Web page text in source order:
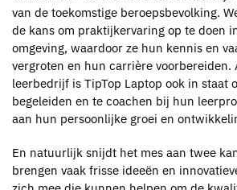
van de toekomstige beroepsbevolking.
de kans om praktijkervaring op te doen
omgeving, waardoor ze hun kennis en
vergroten en hun carrière voorbereiden.
leerbedrijf is TipTop Laptop ook in staat
begeleiden en te coachen bij hun
aan hun persoonlijke groei en
En natuurlijk snijdt het mes aan twee
brengen vaak frisse ideeën en